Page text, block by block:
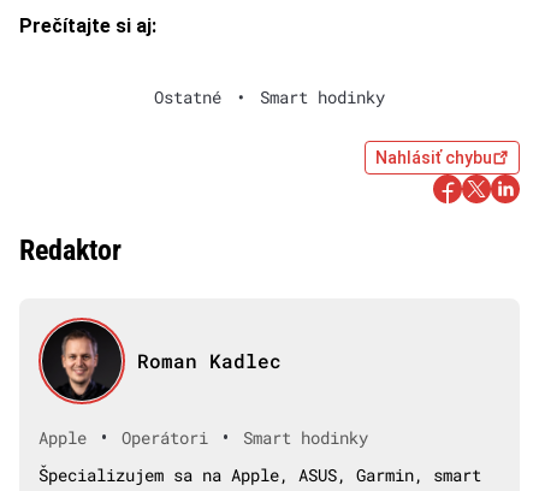
Prečítajte si aj:
Ostatné • Smart hodinky
Nahlásiť chybu
Redaktor
Roman Kadlec
Apple • Operátori •
Smart hodinky
Špecializujem sa na Apple, ASUS, Garmin, smart